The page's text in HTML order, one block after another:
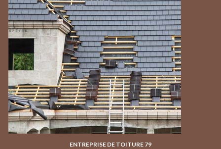
ENTREPRISE DE TOITURE 79